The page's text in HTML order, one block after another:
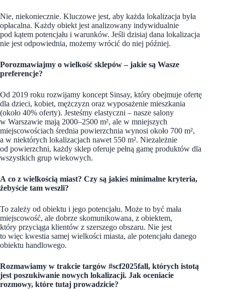
Nie, niekoniecznie. Kluczowe jest, aby każda lokalizacja była
opłacalna. Każdy obiekt jest analizowany indywidualnie
pod kątem potencjału i warunków. Jeśli dzisiaj dana lokalizacja
nie jest odpowiednia, możemy wrócić do niej później.
Porozmawiajmy o wielkość sklepów – jakie są Wasze
preferencje?
Od 2019 roku rozwijamy koncept Sinsay, który obejmuje ofertę
dla dzieci, kobiet, mężczyzn oraz wyposażenie mieszkania
(około 40% oferty). Jesteśmy elastyczni – nasze salony
w Warszawie mają 2000–2500 m², ale w mniejszych
miejscowościach średnia powierzchnia wynosi około 700 m²,
a w niektórych lokalizacjach nawet 550 m². Niezależnie
od powierzchni, każdy sklep oferuje pełną gamę produktów dla
wszystkich grup wiekowych.
A co z wielkością miast? Czy są jakieś minimalne kryteria,
żebyście tam weszli?
To zależy od obiektu i jego potencjału. Może to być mała
miejscowość, ale dobrze skomunikowana, z obiektem,
który przyciąga klientów z szerszego obszaru. Nie jest
to więc kwestia samej wielkości miasta, ale potencjału danego
obiektu handlowego.
Rozmawiamy w trakcie targów #scf2025fall, których istotą
jest poszukiwanie nowych lokalizacji. Jak oceniacie
rozmowy, które tutaj prowadzicie?